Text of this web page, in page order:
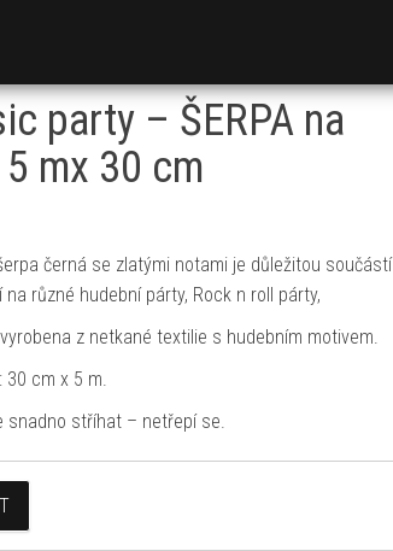
party – ŠERPA na
mx 30 cm
černá se zlatými notami je důležitou součástí
na různé hudební párty, Rock n roll párty,
z netkané textilie s hudebním motivem.
30 cm x 5 m.
snadno stříhat – netřepí se.